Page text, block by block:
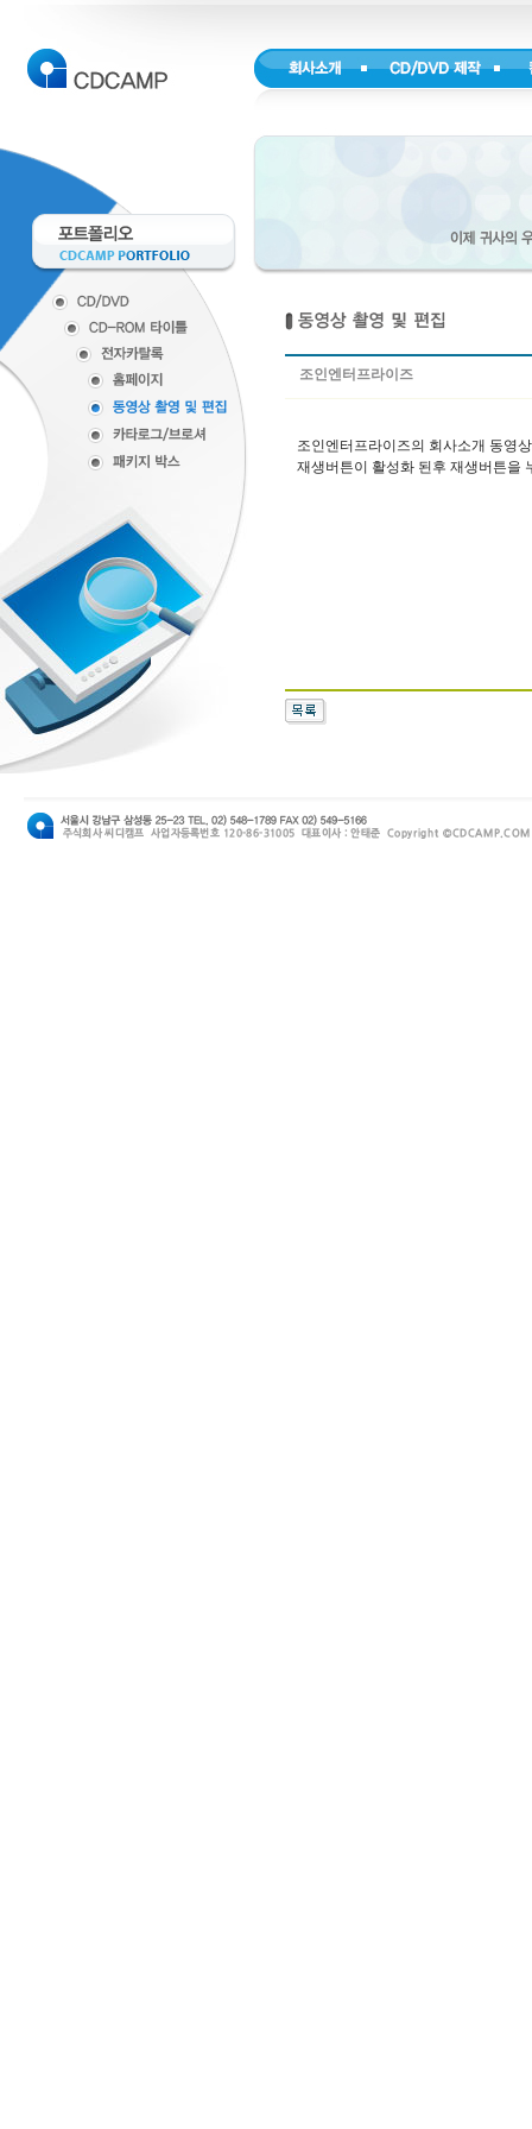
조인엔터프라이즈
조인엔터프라이즈의 회사소개 동영
재생버튼이 활성화 된후 재생버튼을